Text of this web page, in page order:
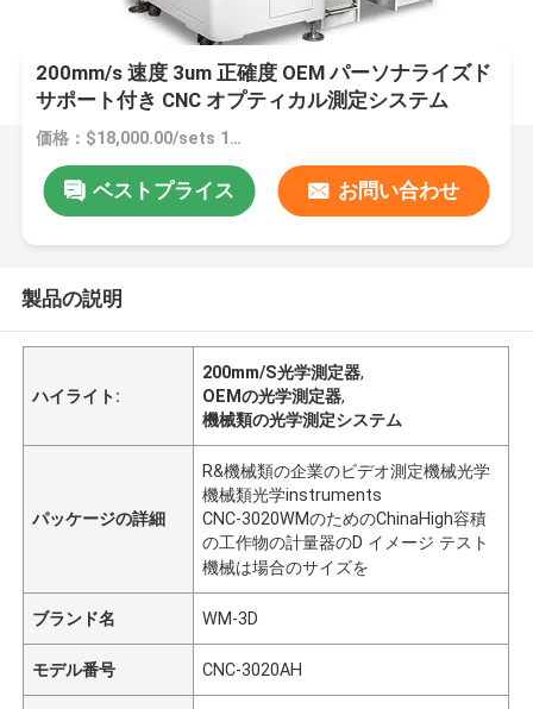
200mm/s 速度 3um 正確度 OEM パーソナライズド
サポート付き CNC オプティカル測定システム
価格：$18,000.00/sets 1-4 sets
ベストプライス お問い合わせ
製品の説明
ハイライト:
200mm/S光学測定器,
OEMの光学測定器,
機械類の光学測定システム
パッケージの詳細
R&機械類の企業のビデオ測定機械光学
機械類光学instruments
CNC-3020WMのためのChinaHigh容積
の工作物の計量器のD イメージ テスト
機械は場合のサイズを
ブランド名 WM-3D
モデル番号 CNC-3020AH